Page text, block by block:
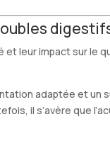
leur impact sur le
adaptée et un
il s’avère que